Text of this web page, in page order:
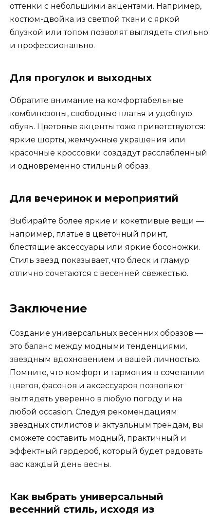
оттенки с небольшими акцентами. Например,
костюм-двойка из светлой ткани с яркой
блузкой или топом позволят выглядеть стильно
и профессионально.
Для прогулок и выходных
Обратите внимание на комфортабельные
комбинезоны, свободные платья и удобную
обувь. Цветовые акценты тоже приветствуются:
яркие шорты, жемчужные украшения или
красочные кроссовки создадут расслабленный
и одновременно стильный образ.
Для вечеринок и мероприятий
Выбирайте более яркие и кокетливые вещи —
например, платье в цветочный принт,
блестящие аксессуары или яркие босоножки.
Стиль звезд показывает, что блеск и гламур
отлично сочетаются с весенней свежестью.
Заключение
Создание универсальных весенних образов —
это баланс между модными тенденциями,
звездным вдохновением и вашей личностью.
Помните, что комфорт и гармония в сочетании
цветов, фасонов и аксессуаров позволяют
выглядеть уверенно в любую погоду и на
любой occasion. Следуя рекомендациям
звездных стилистов и актуальным трендам, вы
сможете составить модный, практичный и
эффектный гардероб, который будет радовать
вас каждый день весны.
Как выбрать универсальный
весенний стиль, исходя из